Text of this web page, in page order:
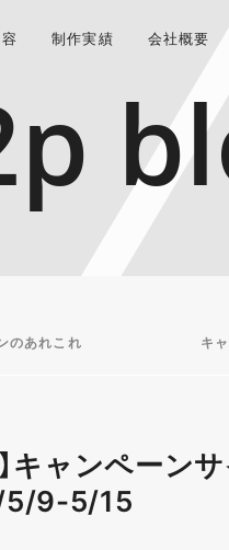
制作実績 会社概要
のあれこれ キ
】キャンペー
9-5/15